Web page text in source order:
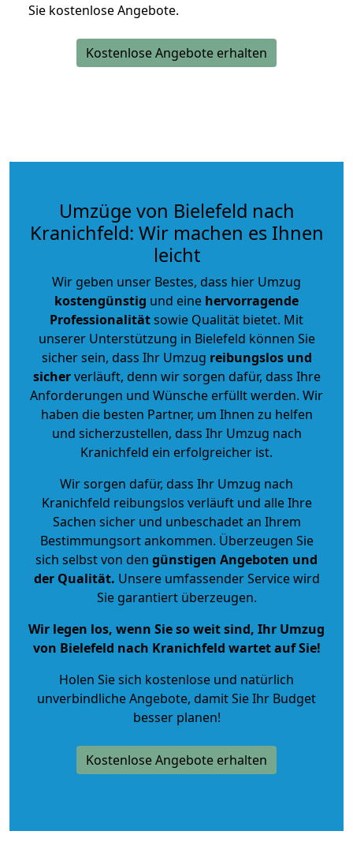
Sie kostenlose Angebote.
Kostenlose Angebote erhalten
Umzüge von Bielefeld nach
Kranichfeld: Wir machen es Ihnen
leicht
Wir geben unser Bestes, dass hier Umzug
kostengünstig und eine hervorragende
Professionalitätsowie Qualität bietet. Mit
unserer Unterstützung in Bielefeld können Sie
sicher sein, dass Ihr Umzug reibungslos und
sicherverläuft, denn wir sorgen dafür, dass Ihre
Anforderungen und Wünsche erfüllt werden. Wir
haben die besten Partner, um Ihnen zu helfen
und sicherzustellen, dass Ihr Umzug nach
Kranichfeld ein erfolgreicher ist.
Wir sorgen dafür, dass Ihr Umzug nach
Kranichfeld reibungslos verläuft und alle Ihre
Sachen sicher und unbeschadet an Ihrem
Bestimmungsort ankommen. Überzeugen Sie
sich selbst von den günstigen Angeboten und
der Qualität. Unsere umfassender Service wird
Sie garantiert überzeugen.
Wir legen los, wenn Sie so weit sind, Ihr Umzug
von Bielefeld nach Kranichfeld wartet auf Sie!
Holen Sie sich kostenlose und natürlich
unverbindliche Angebote, damit Sie Ihr Budget
besser planen!
Kostenlose Angebote erhalten